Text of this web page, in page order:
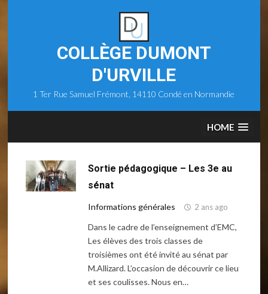
COLLÈGE DUMONT
D'URVILLE
1 Ter Rue Samuel Frémont, 14110 Condé en Normandie
HOME
Sortie pédagogique – Les 3e au
sénat
Informations générales 2 ans ago
Dans le cadre de l’enseignement d’EMC,
Les élèves des trois classes de
troisièmes ont été invité au sénat par
M.Allizard. L’occasion de découvrir ce lieu
et ses coulisses. Nous en…